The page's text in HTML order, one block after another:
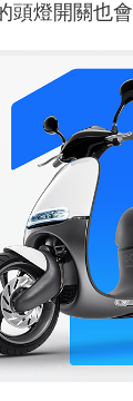
頭燈開關也